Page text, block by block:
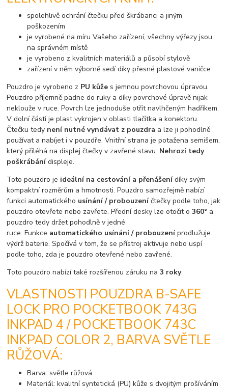
spolehlivě ochrání čtečku před škrábanci a jiným
poškozením
je vyrobené na míru Vašeho zařízení, všechny výřezy jsou
na správném místě
je vyrobeno z kvalitních materiálů a působí stylově
zařízení v něm výborně sedí díky přesné plastové vaničce
Pouzdro je vyrobeno z PU kůže s jemnou povrchovou úpravou.
Pouzdro příjemně padne do ruky a díky povrchové úpravě nijak
neklouže v ruce. Povrch lze jednoduše otřít navlhčeným hadříkem.
V dolní části je plast vykrojen v oblasti tlačítka a konektoru.
Čtečku tedy není nutné vyndávat z pouzdra a lze ji pohodlně
používat a nabíjet i v pouzdře. Vnitřní strana je potažena semišem,
který přiléhá na displej čtečky v zavřené stavu. Nehrozí tedy
poškrábánídispleje.
Toto pouzdro je ideální na cestování a přenášenídíky svým
kompaktní rozměrům a hmotnosti. Pouzdro samozřejmě nabízí
funkci automatického usínání / probouzeníčtečky podle toho, jak
pouzdro otevřete nebo zavřete. Přední desky lze otočit o360° a
pouzdro tedy držet pohodlně v jedné
ruce. Funkce automatického usínání / probouzeníprodlužuje
výdrž baterie. Spočívá v tom, že se přístroj aktivuje nebo uspí
podle toho, zda je pouzdro otevřené nebo zavřené.
Toto pouzdro nabízí také rozšířenou záruku na3 roky.
VLASTNOSTI POUZDRA B-SAFE
LOCK PRO POCKETBOOK 743G
INKPAD 4 / POCKETBOOK 743C
INKPAD COLOR 2, BARVA SVĚTLE
RŮŽOVÁ:
Barva: světle růžová
Materiál: kvalitní syntetická (PU) kůže s dvojitým prošíváním